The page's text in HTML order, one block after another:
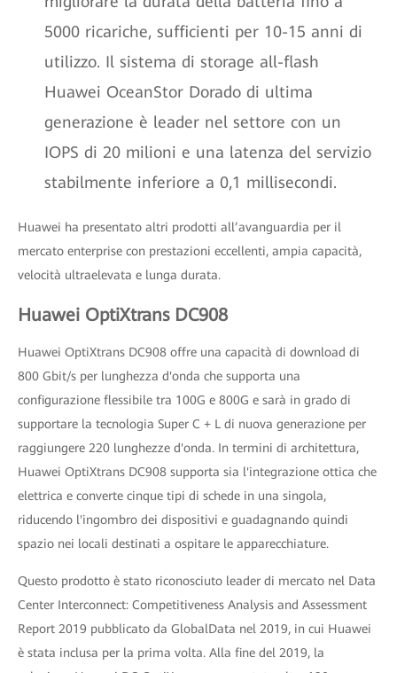
5000 ricariche, sufficienti per 10-15 anni di
utilizzo. Il sistema di storage all-flash
Huawei OceanStor Dorado di ultima
generazione è leader nel settore con un
IOPS di 20 milioni e una latenza del servizio
stabilmente inferiore a 0,1 millisecondi.
Huawei ha presentato altri prodotti all’avanguardia per il
mercato enterprise con prestazioni eccellenti, ampia capacità,
velocità ultraelevata e lunga durata.
Huawei OptiXtrans DC908
Huawei OptiXtrans DC908 offre una capacità di download di
800 Gbit/s per lunghezza d'onda che supporta una
configurazione flessibile tra 100G e 800G e sarà in grado di
supportare la tecnologia Super C + L di nuova generazione per
raggiungere 220 lunghezze d'onda. In termini di architettura,
Huawei OptiXtrans DC908 supporta sia l'integrazione ottica che
elettrica e converte cinque tipi di schede in una singola,
riducendo l'ingombro dei dispositivi e guadagnando quindi
spazio nei locali destinati a ospitare le apparecchiature.
Questo prodotto è stato riconosciuto leader di mercato nel Data
Center Interconnect: Competitiveness Analysis and Assessment
Report 2019 pubblicato da GlobalData nel 2019, in cui Huawei
è stata inclusa per la prima volta. Alla fine del 2019, la